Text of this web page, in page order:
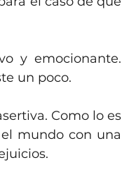
y emocionante.
un poco.
Como lo es
mundo con una